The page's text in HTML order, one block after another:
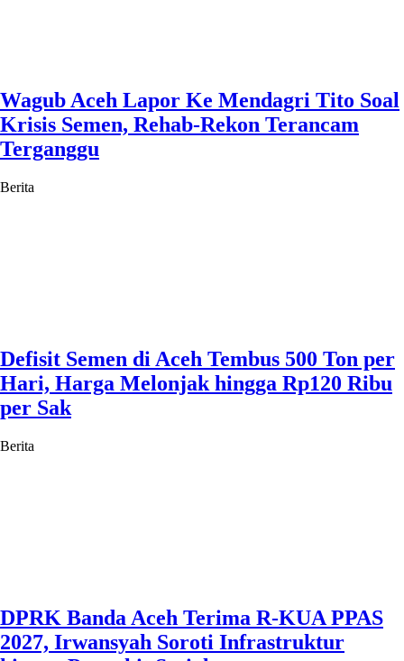
Wagub Aceh Lapor Ke Mendagri Tito Soal
Krisis Semen, Rehab-Rekon Terancam
Terganggu
Berita
Defisit Semen di Aceh Tembus 500 Ton per
Hari, Harga Melonjak hingga Rp120 Ribu
per Sak
Berita
DPRK Banda Aceh Terima R-KUA PPAS
2027, Irwansyah Soroti Infrastruktur